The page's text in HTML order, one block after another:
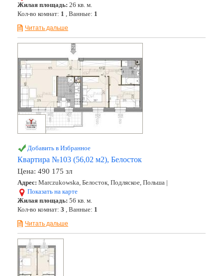
Жилая площадь: 26 кв. м.
Кол-во комнат: 1 , Ванные: 1
Читать дальше
Добавить в Избранное
Квартира №103 (56,02 м2), Белосток
Цена: 490 175 зл
Адрес: Marczukowska, Белосток, Подляское, Польша |
Показать на карте
Жилая площадь: 56 кв. м.
Кол-во комнат: 3 , Ванные: 1
Читать дальше